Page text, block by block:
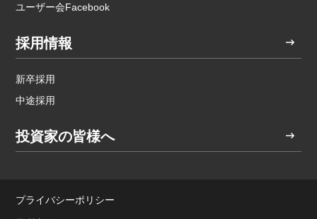
ユーザー会Facebook
採用情報
新卒採用
中途採用
投資家の皆様へ
プライバシーポリシー